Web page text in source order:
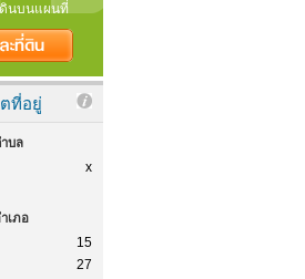
นบนแผนที่
ที่อยู่
บล
x
เภอ
15
27